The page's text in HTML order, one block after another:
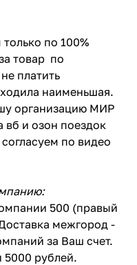
по 100%
товар по
платить
наименьшая.
организацию МИР
и озон поездок
по видео
500 (правый
межгород -
за Ваш счет.
рублей.